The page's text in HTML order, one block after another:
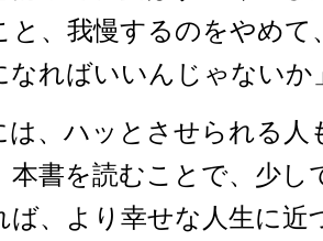
と、我慢するのをやめて
なればいいんじゃないか
、ハッとさせられる人
本書を読むことで、少し
ば、より幸せな人生に近